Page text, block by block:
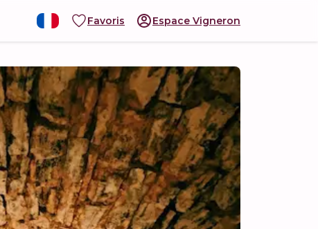
Favoris Espace Vigneron